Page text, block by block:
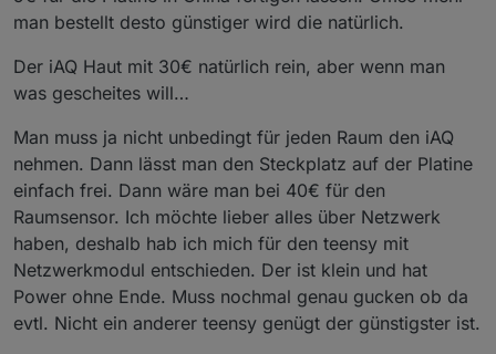
man bestellt desto günstiger wird die natürlich.
Der iAQ Haut mit 30€ natürlich rein, aber wenn man
was gescheites will…
Man muss ja nicht unbedingt für jeden Raum den iAQ
nehmen. Dann lässt man den Steckplatz auf der Platine
einfach frei. Dann wäre man bei 40€ für den
Raumsensor. Ich möchte lieber alles über Netzwerk
haben, deshalb hab ich mich für den teensy mit
Netzwerkmodul entschieden. Der ist klein und hat
Power ohne Ende. Muss nochmal genau gucken ob da
evtl. Nicht ein anderer teensy genügt der günstigster ist.